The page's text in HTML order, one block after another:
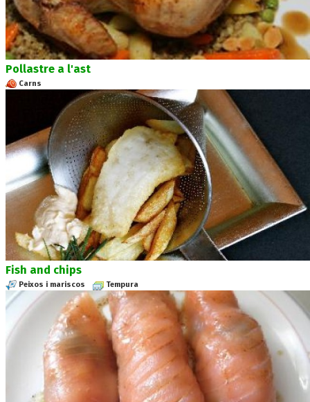
Pollastre a l'ast
Carns
Fish and chips
Peixos i mariscos Tempura